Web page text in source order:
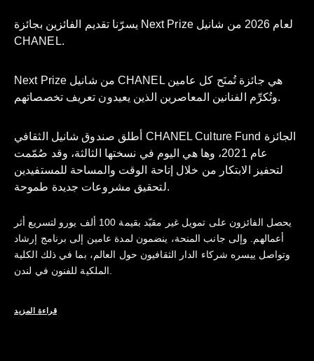
يسرّنا تقديم الفائزين بجائزة Next Prize لعام 2026 من شانيل
CHANEL.
وتُكرِّم الفنانين المعاصرين الذين يعيدون تعريف تخصصاتهم.
أطلق صندوق شانيل الثقافي CHANEL Culture Fund الجائزة
عام 2021، وها هي اليوم في نسختها الثالثة، وقد صُمّمت
لتحفيز الابتكار من خلال إتاحة الوقت والمساحة للمستفيدين
لتحقيق مشروعات جديدة طموحة.
يحصل الفائزون على تمويل غير مقيّد بقيمة 100 ألف يورو لتسريع أثر
أعمالهم. وإلى جانب المنحة، ينضمون لمدة عامين إلى برنامج إرشاد
وتواصل ييسره شركاء الدار الثقافيون حول العالم، بما في ذلك الكلية
قراءة المزيد